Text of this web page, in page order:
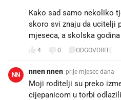
Kako sad samo nekoliko
skoro svi znaju da ucitelji
mjeseca, a skolska
4 0 ODGOVORITE
NN nnen nnen prije mjesec dana
Moji roditelji su preko
cijepanicom u torbi